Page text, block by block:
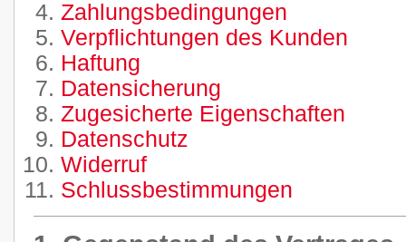
Zahlungsbedingungen
Verpflichtungen des Kunden
Haftung
Datensicherung
Zugesicherte Eigenschaften
Datenschutz
Widerruf
Schlussbestimmungen